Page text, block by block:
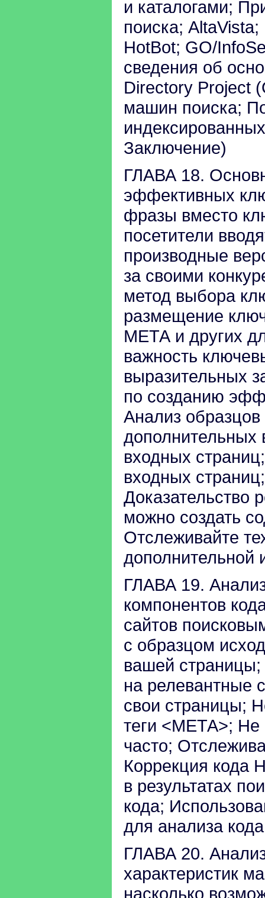
и каталогами;
поиска;
HotBot; GO/
сведения об
Directory Project
машин поиска;
Заключение)
ГЛАВА 18.
эффективных
фразы вместо
посетители
производные
за своими
метод выбора
размещение
МЕТА и других
важность
выразительных
по созданию
Анализ образцов
дополнительных
входных
входных
Доказательство
можно создать
Отслеживайте
ГЛАВА 19.
компонентов
сайтов
с образцом
вашей
на релевантные
свои страницы;
теги <МЕТА>; Не
часто;
Коррекция кода
в результатах
кода;
для анализа
ГЛАВА 20.
характеристик
насколько